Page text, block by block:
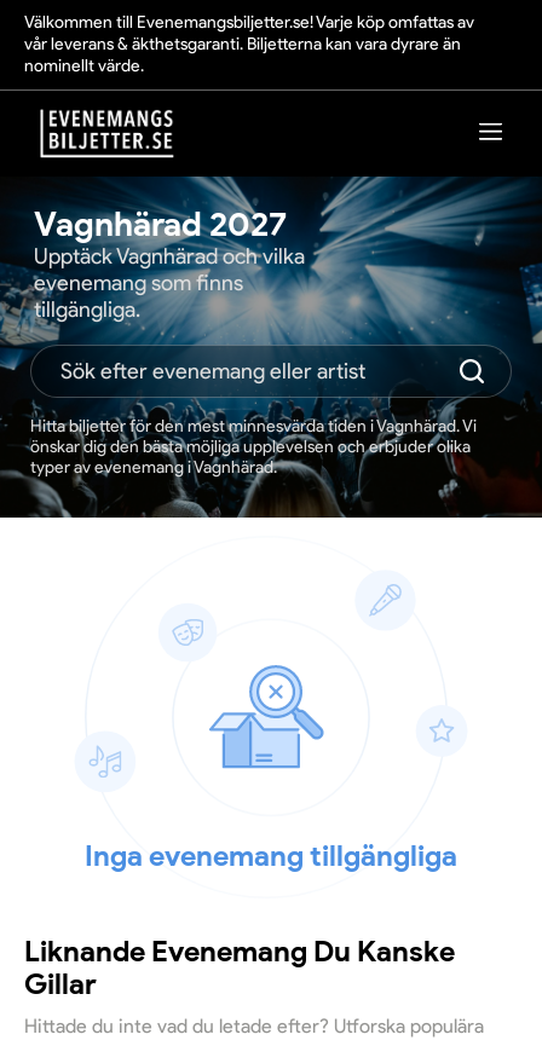
Välkommen till Evenemangsbiljetter.se! Varje köp omfattas av
vår leverans & äkthetsgaranti. Biljetterna kan vara dyrare än
nominellt värde.
Vagnhärad 2027
Upptäck Vagnhärad och vilka
evenemang som finns
tillgängliga.
Hitta biljetter för den mest minnesvärda tiden i Vagnhärad. Vi
önskar dig den bästa möjliga upplevelsen och erbjuder olika
typer av evenemang i Vagnhärad.
Inga evenemang tillgängliga
Liknande Evenemang Du Kanske
Gillar
Hittade du inte vad du letade efter? Utforska populära